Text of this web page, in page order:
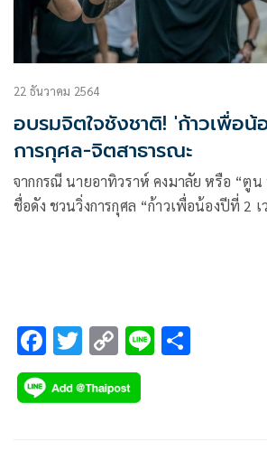
22 ธันวาคม 2564
อบรมจิตใจชังชาติ! 'ก้าวเพื่อน้
การกุศล-จิตสาธารณะ
จากกรณี นายอาทิวราห์ คงมาลัย หรือ “ตู
ชื่อดัง ชวนวิ่งการกุศล “ก้าวเพื่อน้องปีที่ 2
F
ac
e
T
wi
tt
C
o
p
Li